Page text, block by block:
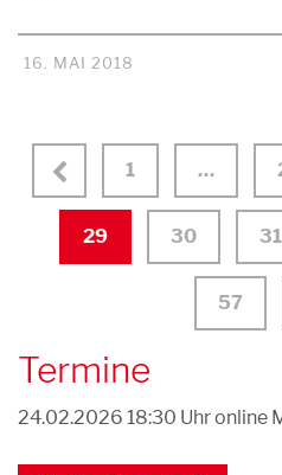
16. MAI 2018
1 …
29 30 31
57
Termine
24.02.2026 18:30 Uhronline